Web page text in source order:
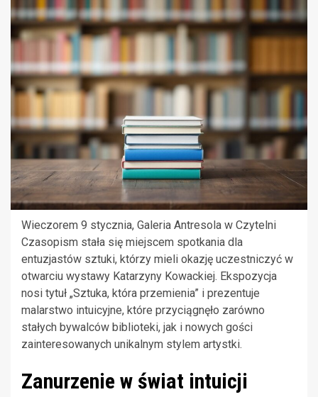
Wieczorem 9 stycznia, Galeria Antresola w Czytelni
Czasopism stała się miejscem spotkania dla
entuzjastów sztuki, którzy mieli okazję uczestniczyć w
otwarciu wystawy Katarzyny Kowackiej. Ekspozycja
nosi tytuł „Sztuka, która przemienia” i prezentuje
malarstwo intuicyjne, które przyciągnęło zarówno
stałych bywalców biblioteki, jak i nowych gości
zainteresowanych unikalnym stylem artystki.
Zanurzenie w świat intuicji